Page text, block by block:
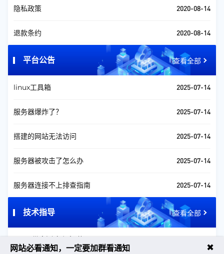
隐私政策 2020-08-14
退款条约 2020-08-14
平台公告 查看全部
linux工具箱 2025-07-14
服务器爆炸了？ 2025-07-14
搭建的网站无法访问 2025-07-14
服务器被攻击了怎么办 2025-07-14
服务器连接不上排查指南 2025-07-14
技术指导 查看全部
Linux带宽测速脚本-苏几云
网站必看通知，一定要加群看通知 ✖